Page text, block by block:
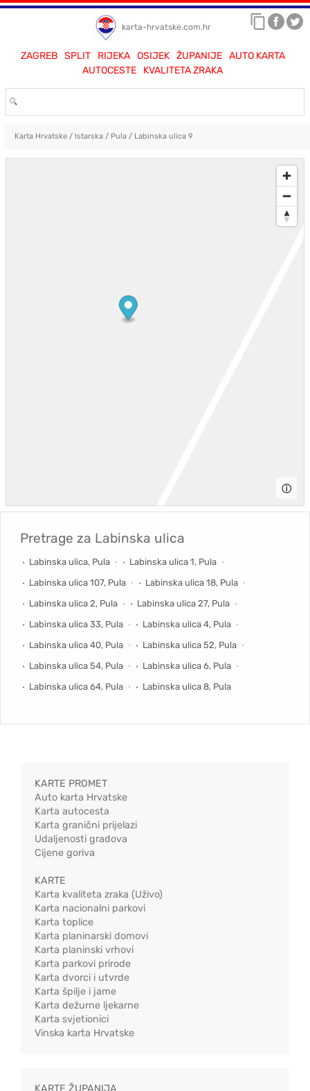
karta-hrvatske.com.hr
ZAGREB SPLIT RIJEKA OSIJEK ŽUPANIJE
AUTO KARTA
AUTOCESTE
KVALITETA ZRAKA
Karta Hrvatske/ Istarska/ Pula/ Labinska ulica 9
ⓘ
Pretrage za Labinska ulica
Labinska ulica, Pula
Labinska ulica 1, Pula
Labinska ulica 107, Pula
Labinska ulica 18, Pula
Labinska ulica 2, Pula
Labinska ulica 27, Pula
Labinska ulica 33, Pula
Labinska ulica 4, Pula
Labinska ulica 40, Pula
Labinska ulica 52, Pula
Labinska ulica 54, Pula
Labinska ulica 6, Pula
Labinska ulica 64, Pula
Labinska ulica 8, Pula
KARTE PROMET
Auto karta Hrvatske
Karta autocesta
Karta granični prijelazi
Udaljenosti gradova
Cijene goriva
KARTE
Karta kvaliteta zraka (Uživo)
Karta nacionalni parkovi
Karta toplice
Karta planinarski domovi
Karta planinski vrhovi
Karta parkovi prirode
Karta dvorci i utvrde
Karta špilje i jame
Karta dežurne ljekarne
Karta svjetionici
Vinska karta Hrvatske
KARTE ŽUPANIJA